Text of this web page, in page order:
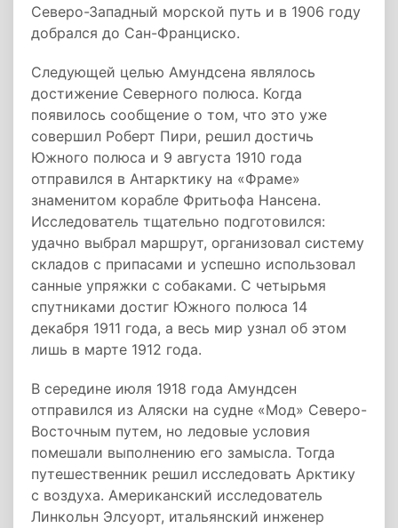
Северо-Западный морской путь и в 1906 году
добрался до Сан-Франциско.
Следующей целью Амундсена являлось
достижение Северного полюса. Когда
появилось сообщение о том, что это уже
совершил Роберт Пири, решил достичь
Южного полюса и 9 августа 1910 года
отправился в Антарктику на «Фраме»
знаменитом корабле Фритьофа Нансена.
Исследователь тщательно подготовился:
удачно выбрал маршрут, организовал систему
складов с припасами и успешно использовал
санные упряжки с собаками. С четырьмя
спутниками достиг Южного полюса 14
декабря 1911 года, а весь мир узнал об этом
лишь в марте 1912 года.
В середине июля 1918 года Амундсен
отправился из Аляски на судне «Мод» Северо-
Восточным путем, но ледовые условия
помешали выполнению его замысла. Тогда
путешественник решил исследовать Арктику
с воздуха. Американский исследователь
Линкольн Элсуорт, итальянский инженер